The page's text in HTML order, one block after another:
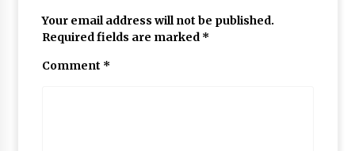
Your email address will not be published.
Required fields are marked *
Comment *